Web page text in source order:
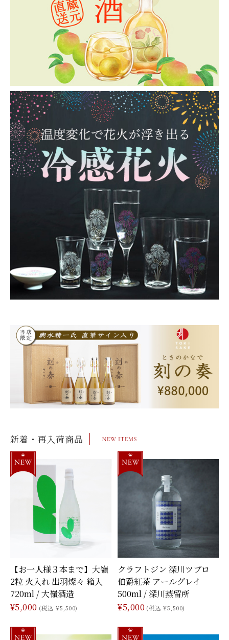
新着・再入荷商品
【お一人様３本まで】大嶺
2粒 火入れ 出羽燦々 箱入
720ml / 大嶺酒造
¥5,000 (税込 ¥5,500)
クラフトジン 深川ツブロ
伯爵紅茶 アールグレイ
500ml / 深川蒸留所
¥5,000 (税込 ¥5,500)